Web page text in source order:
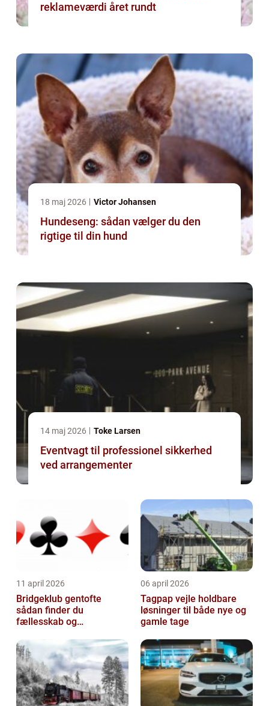
reklameværdi året rundt
18 maj 2026 Victor Johansen
Hundeseng: sådan vælger du den
rigtige til din hund
14 maj 2026 Toke Larsen
Eventvagt til professionel sikkerhed
ved arrangementer
11 april 2026
Bridgeklub gentofte
sådan finder du
fællesskab og
06 april 2026
Tagpap vejle holdbare
løsninger til både nye og
gamle tage